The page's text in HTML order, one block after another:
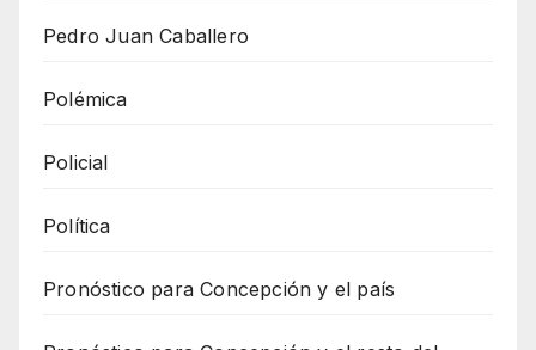
Pedro Juan Caballero
Polémica
Policial
Política
Pronóstico para Concepción y el país